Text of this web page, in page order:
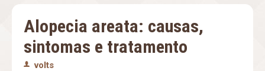
Alopecia areata: causas,
sintomas e tratamento
volts